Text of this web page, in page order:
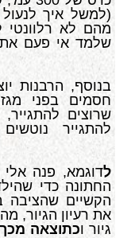
(למשל איך
מהם לא רלוונטי
שלמד אי פעם את
בנוסף, הרבנות
חסמים בפני
שרוצים
להתגייר
לדוגמא, פנה
החתונה כדי
הקשיים שהציבה
את רעיון הגיור,
גיור וכתוצאה מכך